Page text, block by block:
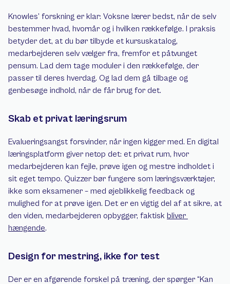
Knowles’ forskning er klar: Voksne lærer bedst, når de selv
bestemmer hvad, hvornår og i hvilken rækkefølge. I praksis
betyder det, at du bør tilbyde et kursuskatalog,
medarbejderen selv vælger fra, fremfor et påtvunget
pensum. Lad dem tage moduler i den rækkefølge, der
passer til deres hverdag. Og lad dem gå tilbage og
genbesøge indhold, når de får brug for det.
Skab et privat læringsrum
Evalueringsangst forsvinder, når ingen kigger med. En digital
læringsplatform giver netop det: et privat rum, hvor
medarbejderen kan fejle, prøve igen og mestre indholdet i
sit eget tempo. Quizzer bør fungere som læringsværktøjer,
ikke som eksamener – med øjeblikkelig feedback og
mulighed for at prøve igen. Det er en vigtig del af at sikre, at
den viden, medarbejderen opbygger, faktisk bliver
hængende.
Design for mestring, ikke for test
Der er en afgørende forskel på træning, der spørger “Kan